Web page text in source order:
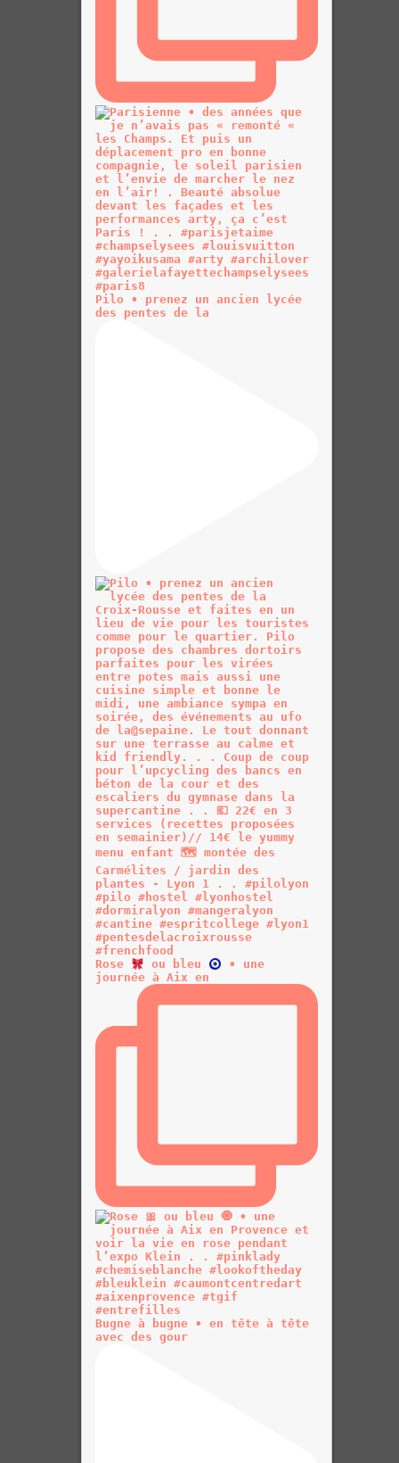
Pilo • prenez un ancien lycée
des pentes de la
Rose ou bleu
• une
journée à Aix en
Bugne à bugne • en tête à tête
avec des gour